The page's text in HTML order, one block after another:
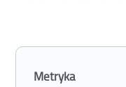
Metryka